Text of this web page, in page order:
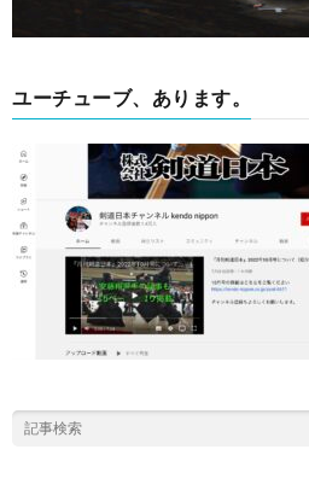
ユーチューブ、あります。